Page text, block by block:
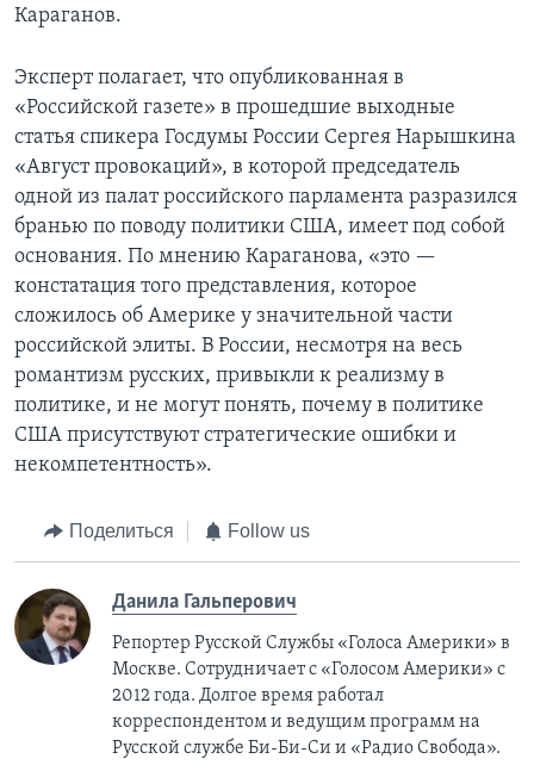
Караганов.
Эксперт полагает, что опубликованная в
«Российской газете» в прошедшие выходные
статья спикера Госдумы России Сергея Нарышкина
«Август провокаций», в которой председатель
одной из палат российского парламента разразился
бранью по поводу политики США, имеет под собой
основания. По мнению Караганова, «это —
констатация того представления, которое
сложилось об Америке у значительной части
российской элиты. В России, несмотря на весь
романтизм русских, привыкли к реализму в
политике, и не могут понять, почему в политике
США присутствуют стратегические ошибки и
некомпетентность».
Поделиться Follow us
Данила Гальперович
Репортер Русской Службы «Голоса Америки» в
Москве. Сотрудничает с «Голосом Америки» с
2012 года. Долгое время работал
корреспондентом и ведущим программ на
Русской службе Би-Би-Си и «Радио Свобода».